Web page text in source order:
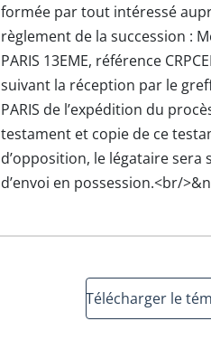
formée par tout intéressé
règlement de la succession :
PARIS 13EME, référence
suivant la réception par le
PARIS de l’expédition du
testament et copie de ce
d’opposition, le légataire
d’envoi en possession.<br/
Télécharger le